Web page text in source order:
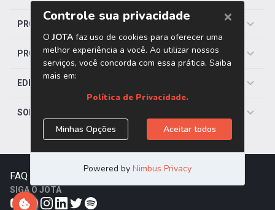
PRO TRABALHISTA
PRO SAÚDE
EDITORIAS
SOBRE O JOTA
FAQ Trabalhe Conosco
SIGA O JOTA